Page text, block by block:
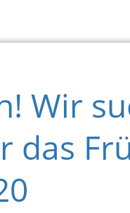
Wir
das